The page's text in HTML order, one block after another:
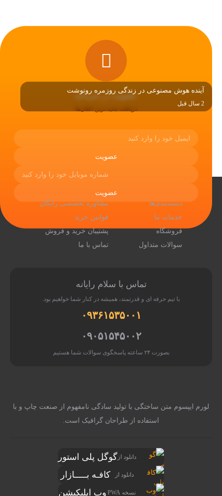
آینده هوش مصنوعی در زندگی روزمره رونوشت
2 سال قبل
مشاهده همه
عضویت در خبرنامه
دریافت جدید ترین اعلان‌ها
دسته‌بندی‌ها
خدمات ما
فروشگاه
سوالات متداول
مشاوره تخصصی رایگان
قوانین خرید
پشتیبان خرید و فروش
تماس با ما
لورم ایپسوم متن ساختگی با تولید سادگی نامفهوم از صنعت چاپ و با
استفاده از طراحان گرافیک است.
تماس با سلام رایانه
با تیم حرفه ای و قدرتمند، همیشه در کنار شما خواهیم بود.
۰۹۳۶۱۵۳۵۰۰۱
۰۹۰۵۱۵۴۵۰۰۲
بصورت ۲۴ ساعته پاسخگوی سوالات شما هستیم
دانلود از گوگل پلی استور
دانلود از کافـه بـــــازار
نسخه PWA وب اپلیکیشن